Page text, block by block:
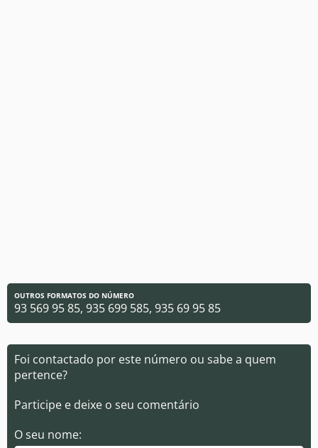
OUTROS FORMATOS DO NÚMERO
93 569 95 85, 935 699 585, 935 69 95 85
Foi contactado por este número ou sabe a quem
pertence?
Participe e deixe o seu comentário
O seu nome: